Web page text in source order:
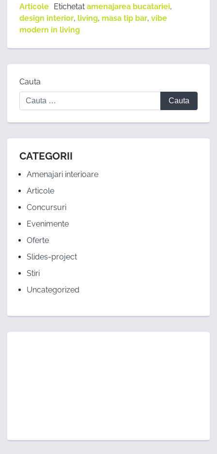
Articole
Etichetat amenajarea bucatariei,
design interior, living, masa tip bar, vibe
modern in living
Cauta
CATEGORII
Amenajari interioare
Articole
Concursuri
Evenimente
Oferte
Slides-project
Stiri
Uncategorized